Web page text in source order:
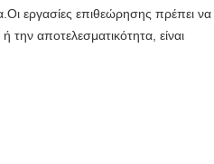
εργασίες επιθεώρησης πρέπει να
αποτελεσματικότητα, είναι